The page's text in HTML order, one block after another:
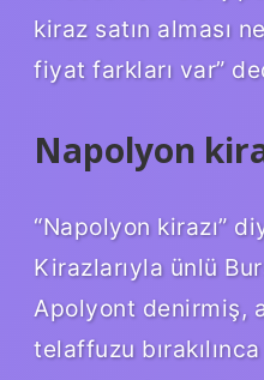
kiraz satın alması
fiyat farkları var”
Napolyon
“Napolyon kirazı”
Kirazlarıyla ünlü
Apolyont denirmiş,
telaffuzu